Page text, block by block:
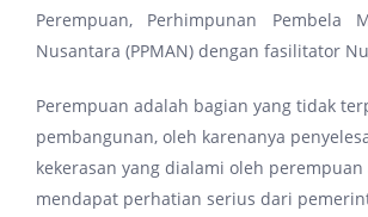
Perempuan, Perhimpunan Pembela
Nusantara (PPMAN) dengan fasilitator
Perempuan adalah bagian yang tidak
pembangunan, oleh karenanya
kekerasan yang dialami oleh
mendapat perhatian serius dari